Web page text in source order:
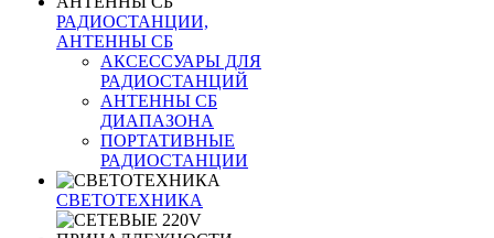
РАДИОСТАНЦИИ,
АНТЕННЫ CБ
АКСЕССУАРЫ ДЛЯ
РАДИОСТАНЦИЙ
АНТЕННЫ CБ
ДИАПАЗОНА
ПОРТАТИВНЫЕ
РАДИОСТАНЦИИ
СВЕТОТЕХНИКА